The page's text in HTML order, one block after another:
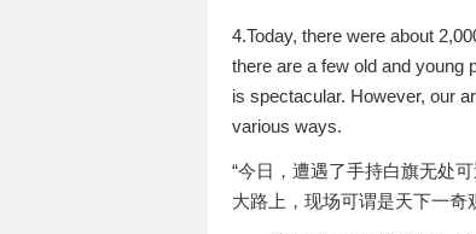
4.Today, there were about
there are a few old and young
is spectacular. However, our
various ways.
“今日，遭遇了手持白旗无处
大路上，现场可谓是天下一奇